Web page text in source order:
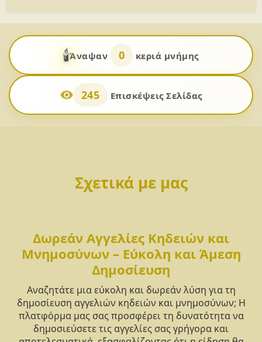
🕯️Άναψαν 0 κεριά μνήμης
245 Επισκέψεις Σελίδας
Σχετικά με μας
Δωρεάν Αγγελίες Κηδειών και
Μνημοσύνων – Εύκολη και Άμεση
Δημοσίευση
Αναζητάτε μια εύκολη και δωρεάν λύση για τη
δημοσίευση αγγελιών κηδειών και μνημοσύνων; Η
πλατφόρμα μας σας προσφέρει τη δυνατότητα να
δημοσιεύσετε τις αγγελίες σας γρήγορα και